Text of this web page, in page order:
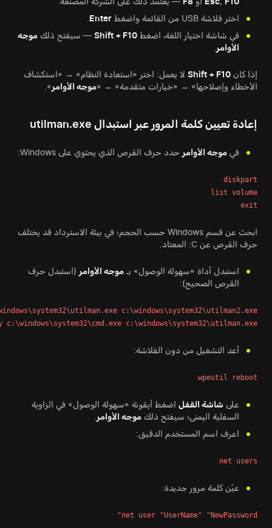
اختر فلاشة USB من القائمة واضغط
Enter
في شاشة اختيار اللغة، اضغط Shift + F10 — سيفتح ذلك موجه
الأوامر
إذا كان Shift + F10 لا يعمل: اختر «استعادة النظام» → «استكشاف
الأخطاء وإصلاحها» → «خيارات متقدمة» → «موجه الأوامر».
إعادة تعيين كلمة المرور عبر استبدال utilman.exe
في موجه الأوامر حدد حرف القرص الذي يحتوي على Windows:
diskpart
list volume
exit
ابحث عن قسم Windows حسب الحجم؛ في بيئة الاسترداد قد يختلف
حرف القرص عن C: المعتاد.
استبدل أداة «سهولة الوصول» بـ موجه الأوامر (استبدل حرف
القرص الصحيح):
c:\windows\system32\utilman2.exe
c:\windows\system32\cmd.exe c:\windows\system32\utilman.exe
أعد التشغيل من دون الفلاشة:
wpeutil reboot
على شاشة القفل اضغط أيقونة «سهولة الوصول» في الزاوية
السفلية اليمنى؛ سيفتح ذلك موجه الأوامر
اعرف اسم المستخدم الدقيق:
net users
عيّن كلمة مرور جديدة:
net user "UserName" "NewPassword"